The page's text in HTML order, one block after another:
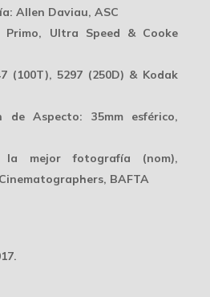
: Allen Daviau, ASC
Primo, Ultra Speed & Cooke
(100T), 5297 (250D) & Kodak
de Aspecto: 35mm esférico,
mejor fotografía (nom),
BAFTA